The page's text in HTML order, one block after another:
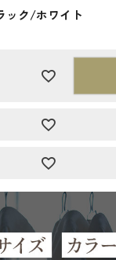
ック/ホワイト